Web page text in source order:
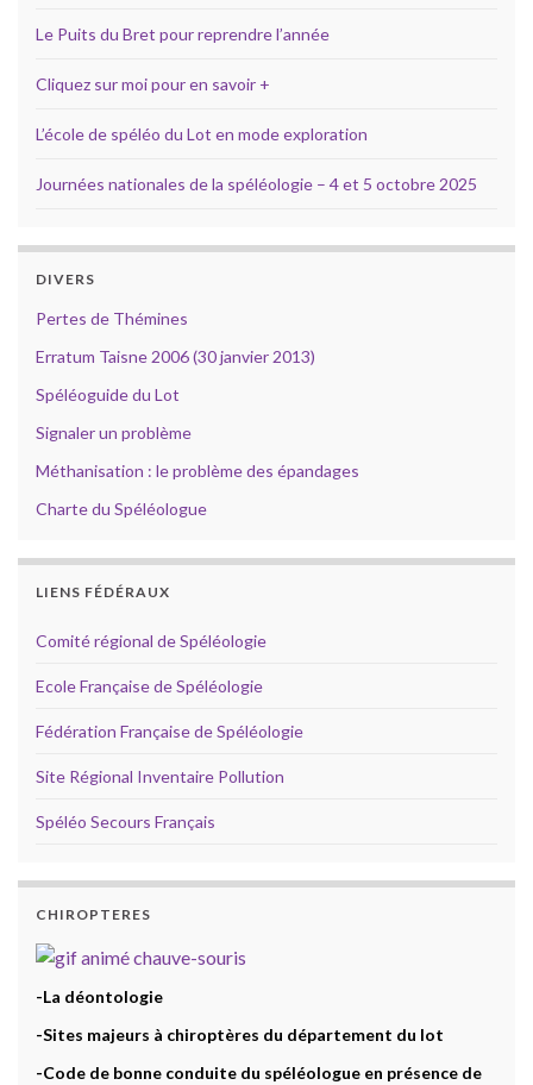
Le Puits du Bret pour reprendre l’année
Cliquez sur moi pour en savoir +
L’école de spéléo du Lot en mode exploration
Journées nationales de la spéléologie – 4 et 5 octobre 2025
DIVERS
Pertes de Thémines
Erratum Taisne 2006 (30 janvier 2013)
Spéléoguide du Lot
Signaler un problème
Méthanisation : le problème des épandages
Charte du Spéléologue
LIENS FÉDÉRAUX
Comité régional de Spéléologie
Ecole Française de Spéléologie
Fédération Française de Spéléologie
Site Régional Inventaire Pollution
Spéléo Secours Français
CHIROPTERES
-La déontologie
-Sites majeurs à chiroptères du département du lot
-Code de bonne conduite du spéléologue en présence de